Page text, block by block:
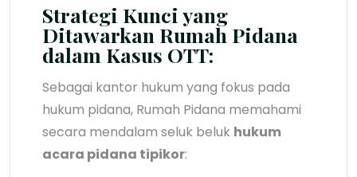
Strategi Kunci yang
Ditawarkan Rumah Pidana
dalam Kasus OTT:
Sebagai kantor hukum yang fokus pada
hukum pidana, Rumah Pidana memahami
secara mendalam seluk beluk hukum
acara pidana tipikor: